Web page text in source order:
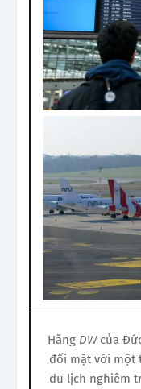
Hãng DW của
đối mặt với một
du lịch nghiêm